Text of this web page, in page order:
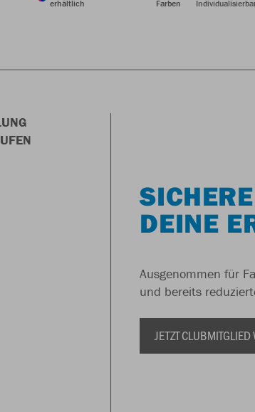
erhältlich
Farben
DEINE
Ausgenommen für
und bereits
JETZT CLUBMITGLIED